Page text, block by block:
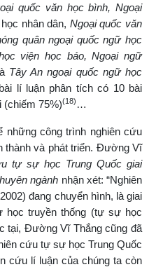
quốc văn học bình, Ngoại
nhân dân, Ngoại quốc văn
quân ngoại quốc ngữ học
viện học báo, Ngoại ngữ
Tây An ngoại quốc ngữ học
lí luận phân tích có 10 bài
(chiếm 75%)(18) …
những công trình nghiên cứu
thành và phát triển. Đường Vĩ
tự sự học Trung Quốc giai
ngành nhận xét: “Nghiên
đang chuyển hình, là giai
học truyền thống (tự sự học
tại, Đường Vĩ Thắng cũng đã
cứu tự sự học Trung Quốc
cứu lí luận của chúng ta còn